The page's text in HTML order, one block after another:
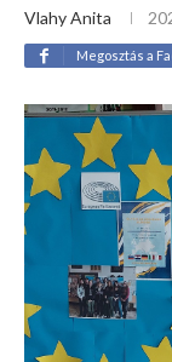
Vlahy Anita
Megosztás a